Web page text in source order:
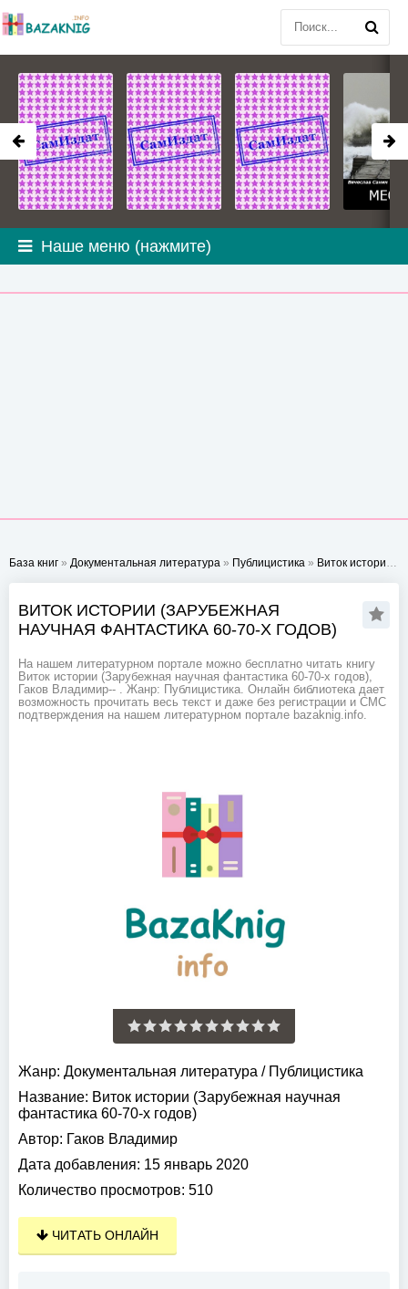
Наше меню (нажмите)
База книг » Документальная литература » Публицистика » Виток истории (Зарубежная научная фантастика 60-70-х годов)
ВИТОК ИСТОРИИ (ЗАРУБЕЖНАЯ
НАУЧНАЯ ФАНТАСТИКА 60-70-Х ГОДОВ)
На нашем литературном портале можно бесплатно читать книгу
Виток истории (Зарубежная научная фантастика 60-70-х годов),
Гаков Владимир-- . Жанр: Публицистика. Онлайн библиотека дает
возможность прочитать весь текст и даже без регистрации и СМС
подтверждения на нашем литературном портале bazaknig.info.
Жанр: Документальная литература / Публицистика
Название: Виток истории (Зарубежная научная
фантастика 60-70-х годов)
Автор: Гаков Владимир
Дата добавления: 15 январь 2020
Количество просмотров: 510
ЧИТАТЬ ОНЛАЙН